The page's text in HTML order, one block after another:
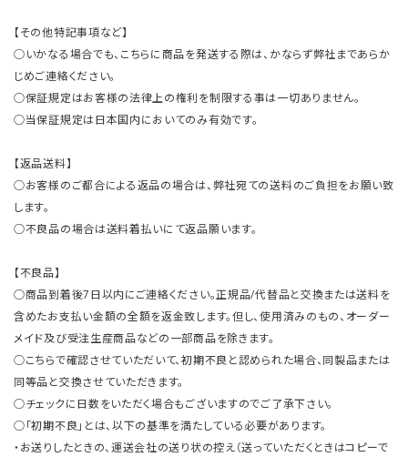
【その他特記事項など】
○いかなる場合でも、こちらに商品を発送する際は、かならず弊社まであらか
じめご連絡ください。
○保証規定はお客様の法律上の権利を制限する事は一切ありません。
○当保証規定は日本国内においてのみ有効です。
【返品送料】
○お客様のご都合による返品の場合は、弊社宛ての送料のご負担をお願い致
します。
○不良品の場合は送料着払いにて返品願います。
【不良品】
○商品到着後7日以内にご連絡ください。正規品/代替品と交換または送料を
含めたお支払い金額の全額を返金致します。但し、使用済みのもの、オーダー
メイド及び受注生産商品などの一部商品を除きます。
○こちらで確認させていただいて、初期不良と認められた場合、同製品または
同等品と交換させていただきます。
○チェックに日数をいただく場合もございますのでご了承下さい。
○「初期不良」とは、以下の基準を満たしている必要があります。
・お送りしたときの、運送会社の送り状の控え（送っていただくときはコピーで